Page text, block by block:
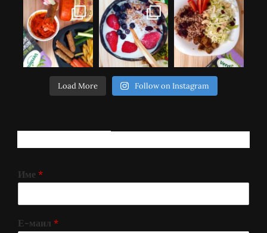
Load More Follow on Instagram
Име *
Е-маил *